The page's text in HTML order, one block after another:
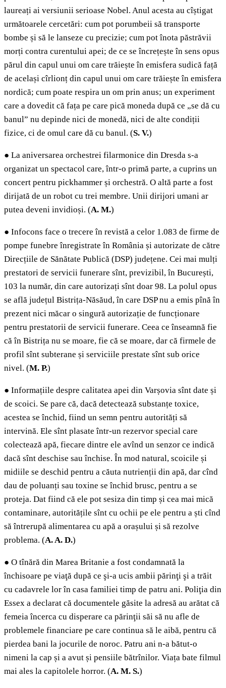
laureați ai versiunii serioase Nobel. Anul acesta au cîștigat
următoarele cercetări: cum pot porumbeii să transporte
bombe și să le lanseze cu precizie; cum pot înota păstrăvii
morți contra curentului apei; de ce se încrețește în sens opus
părul din capul unui om care trăiește în emisfera sudică față
de același cîrlionț din capul unui om care trăiește în emisfera
nordică; cum poate respira un om prin anus; un experiment
care a dovedit că fața pe care pică moneda după ce „se dă cu
banul” nu depinde nici de monedă, nici de alte condiții
fizice, ci de omul care dă cu banul. (S. V.)
● La aniversarea orchestrei filarmonice din Dresda s-a
organizat un spectacol care, într-o primă parte, a cuprins un
concert pentru pickhammer și orchestră. O altă parte a fost
dirijată de un robot cu trei membre. Unii dirijori umani ar
putea deveni invidioși. (A. M.)
● Infocons face o trecere în revistă a celor 1.083 de firme de
pompe funebre înregistrate în România și autorizate de către
Direcțiile de Sănătate Publică (DSP) județene. Cei mai mulți
prestatori de servicii funerare sînt, previzibil, în București,
103 la număr, din care autorizați sînt doar 98. La polul opus
se află județul Bistrița-Năsăud, în care DSP nu a emis pînă în
prezent nici măcar o singură autorizație de funcționare
pentru prestatorii de servicii funerare. Ceea ce înseamnă fie
că în Bistrița nu se moare, fie că se moare, dar că firmele de
profil sînt subterane și serviciile prestate sînt sub orice
nivel. (M. P.)
● Informațiile despre calitatea apei din Varșovia sînt date și
de scoici. Se pare că, dacă detectează substanțe toxice,
acestea se închid, fiind un semn pentru autorități să
intervină. Ele sînt plasate într-un rezervor special care
colectează apă, fiecare dintre ele avînd un senzor ce indică
dacă sînt deschise sau închise. În mod natural, scoicile și
midiile se deschid pentru a căuta nutrienții din apă, dar cînd
dau de poluanți sau toxine se închid brusc, pentru a se
proteja. Dat fiind că ele pot sesiza din timp și cea mai mică
contaminare, autoritățile sînt cu ochii pe ele pentru a ști cînd
să întrerupă alimentarea cu apă a orașului și să rezolve
problema. (A.A. D.)
● O tînără din Marea Britanie a fost condamnată la
închisoare pe viaţă după ce şi-a ucis ambii părinţi şi a trăit
cu cadavrele lor în casa familiei timp de patru ani. Poliţia din
Essex a declarat că documentele găsite la adresă au arătat că
femeia încerca cu disperare ca părinţii săi să nu afle de
problemele financiare pe care continua să le aibă, pentru că
pierdea bani la jocurile de noroc. Patru ani n-a bătut-o
nimeni la cap și a avut și pensiile bătrînilor. Viața bate filmul
mai ales la capitolele horror. (A. M. S.)